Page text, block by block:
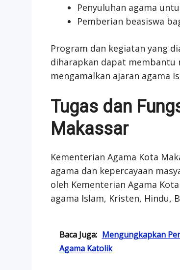
Penyuluhan agama
Pemberian beasiswa
Program dan kegiatan yang
diharapkan dapat membantu
mengamalkan ajaran agama
Tugas dan
Makassar
Kementerian Agama Kota
agama dan kepercayaan
oleh Kementerian Agama
agama Islam, Kristen, Hindu,
Baca Juga: Mengungkapkan
Agama Katolik